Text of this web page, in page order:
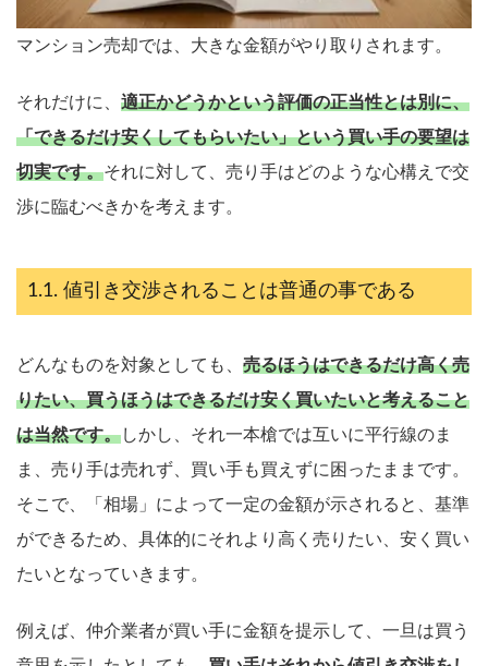
マンション売却では、大きな金額がやり取りされます。
それだけに、 適正かどうかという評価の正当性とは別に、
「できるだけ安くしてもらいたい」という買い手の要望は
切実です。それに対して、売り手はどのような心構えで交
渉に臨むべきかを考えます。
値引き交渉されることは普通の事である
どんなものを対象としても、 売るほうはできるだけ高く売
りたい、買うほうはできるだけ安く買いたいと考えること
は当然です。しかし、それ一本槍では互いに平行線のま
ま、売り手は売れず、買い手も買えずに困ったままです。
そこで、「相場」によって一定の金額が示されると、基準
ができるため、具体的にそれより高く売りたい、安く買い
たいとなっていきます。
例えば、仲介業者が買い手に金額を提示して、一旦は買う